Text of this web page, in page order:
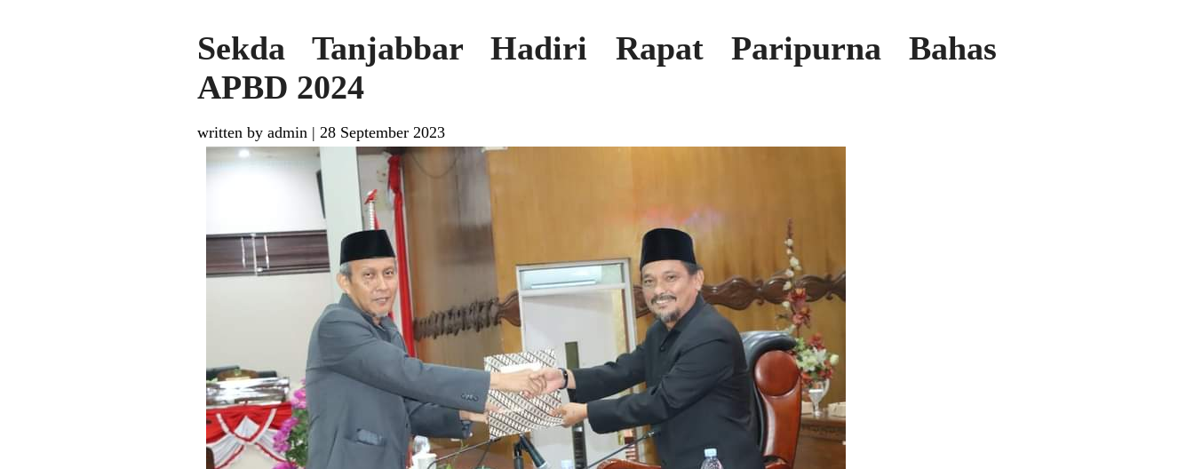
Sekda Tanjabbar Hadiri Rapat Paripurna Bahas
APBD 2024
written by admin | 28 September 2023